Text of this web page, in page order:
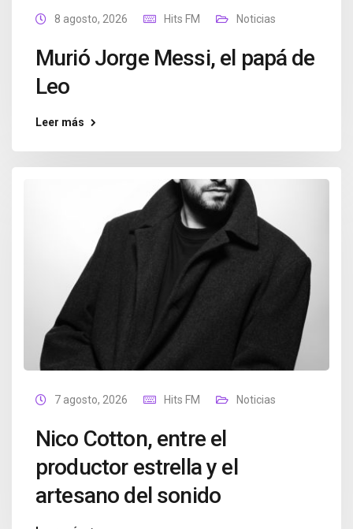
8 agosto, 2026 Hits FM Noticias
Murió Jorge Messi, el papá de
Leo
Leer más
7 agosto, 2026 Hits FM Noticias
Nico Cotton, entre el
productor estrella y el
artesano del sonido